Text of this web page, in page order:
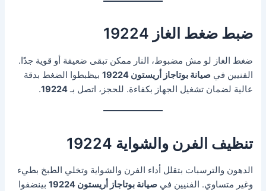
ضبط ضغط الغاز 19224
ضغط الغاز لو مش مضبوط، النار ممكن تبقى ضعيفة أو قوية جدًا.
الفنيين فيصيانة بوتاجاز أريستون 19224
بيظبطوا الضغط بدقة
عالية لضمان تشغيل الجهاز بكفاءة. للحجز، اتصل بـ19224
.
تنظيف الفرن والشواية 19224
الدهون والترسبات بتقلل أداء الفرن والشواية وتخلي الطبخ بطيء
وغير متساوي. الفنيين فيصيانة بوتاجاز أريستون 19224 بينضفوا